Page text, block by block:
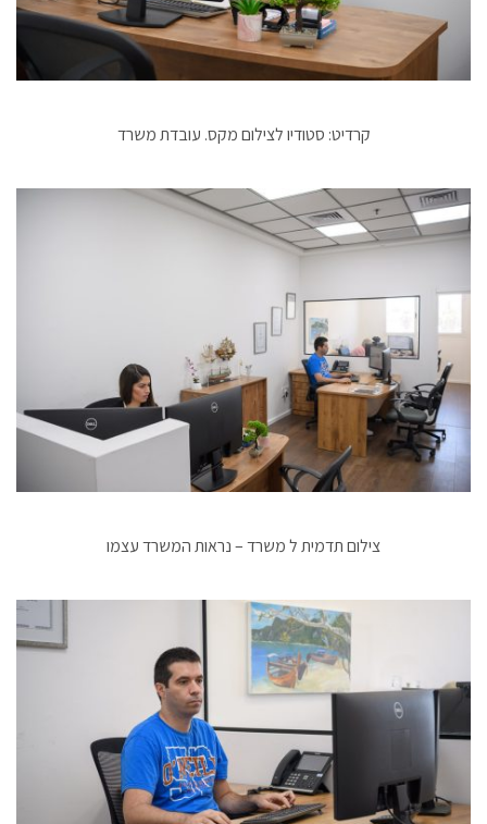
קרדיט: סטודיו לצילום מקס. עובדת משרד
צילום תדמית ל משרד – נראות המשרד עצמו